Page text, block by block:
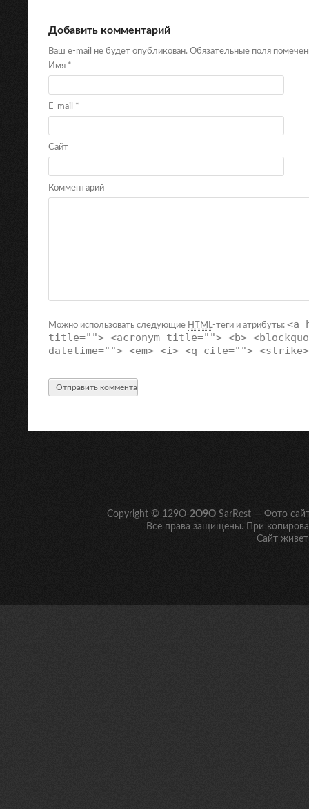
Добавить комментарий
Ваш e-mail не будет опубликован. Обязательные поля
Имя *
E-mail *
Сайт
Комментарий
Можно использовать следующие HTML-теги и атрибуты: <a
title=""> <acronym title=""> <b>
datetime=""> <em> <i> <q cite="">
Copyright © 129O-2O9O SarRest — Фото
Все права защищены. При
Сайт живет